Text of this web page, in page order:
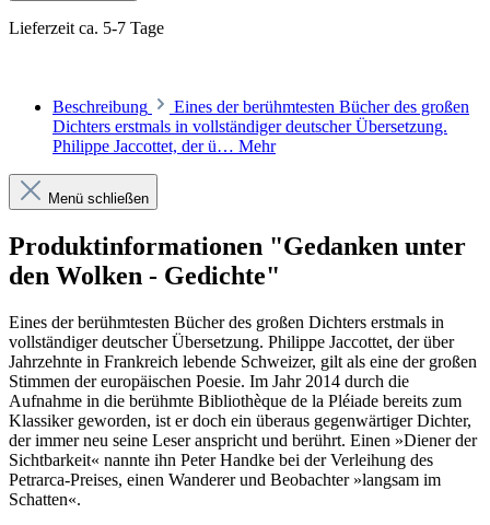
Lieferzeit ca. 5-7 Tage
Beschreibung
Eines der berühmtesten Bücher des großen
Dichters erstmals in vollständiger deutscher Übersetzung.
Philippe Jaccottet, der ü… Mehr
Menü schließen
Produktinformationen "Gedanken unter
den Wolken - Gedichte"
Eines der berühmtesten Bücher des großen Dichters erstmals in
vollständiger deutscher Übersetzung. Philippe Jaccottet, der über
Jahrzehnte in Frankreich lebende Schweizer, gilt als eine der großen
Stimmen der europäischen Poesie. Im Jahr 2014 durch die
Aufnahme in die berühmte Bibliothèque de la Pléiade bereits zum
Klassiker geworden, ist er doch ein überaus gegenwärtiger Dichter,
der immer neu seine Leser anspricht und berührt. Einen »Diener der
Sichtbarkeit« nannte ihn Peter Handke bei der Verleihung des
Petrarca-Preises, einen Wanderer und Beobachter »langsam im
Schatten«.